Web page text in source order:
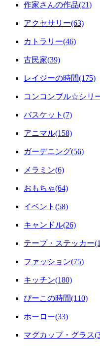
作家さんの作品(21)
アクセサリー(63)
カトラリー(46)
古民家(39)
レイジーの時間(175)
コンコンブル☆シリ
バスケット(7)
アニマル(158)
ガーデニング(56)
メラミン(6)
おもちゃ(64)
イベント(58)
キャンドル(26)
テープ・ステッカー
ファッション(75)
キッチン(180)
ぴーこの時間(110)
ホーロー(33)
マグカップ・グラス